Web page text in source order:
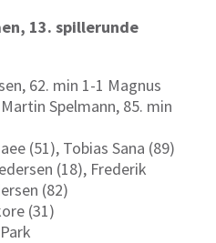
13. spillerunde
62. min 1-1 Magnus
Spelmann, 85. min
(51), Tobias Sana (89)
(18), Frederik
(82)
(31)